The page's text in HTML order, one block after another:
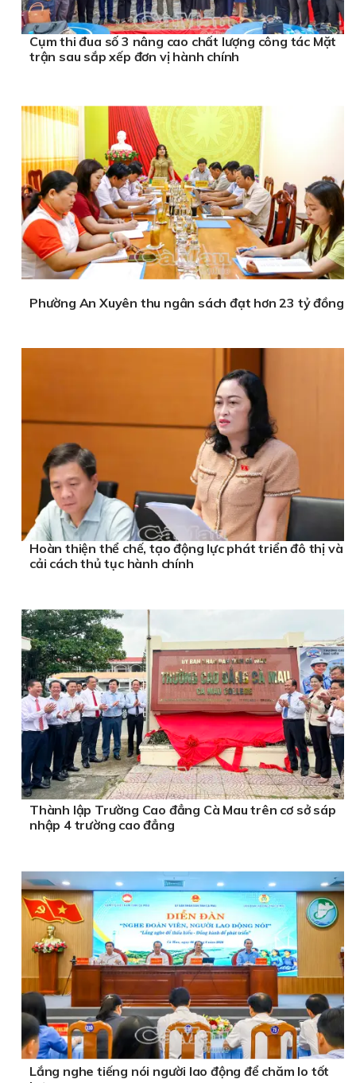
Cụm thi đua số 3 nâng cao chất lượng công tác Mặt
trận sau sắp xếp đơn vị hành chính
Phường An Xuyên thu ngân sách đạt hơn 23 tỷ đồng
Hoàn thiện thể chế, tạo động lực phát triển đô thị và
cải cách thủ tục hành chính
Thành lập Trường Cao đẳng Cà Mau trên cơ sở sáp
nhập 4 trường cao đẳng
Lắng nghe tiếng nói người lao động để chăm lo tốt